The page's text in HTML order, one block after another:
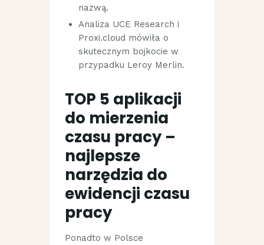
nazwą.
Analiza UCE Research i
Proxi.cloud mówiła o
skutecznym bojkocie w
przypadku Leroy Merlin.
TOP 5 aplikacji
do mierzenia
czasu pracy –
najlepsze
narzędzia do
ewidencji czasu
pracy
Ponadto w Polsce